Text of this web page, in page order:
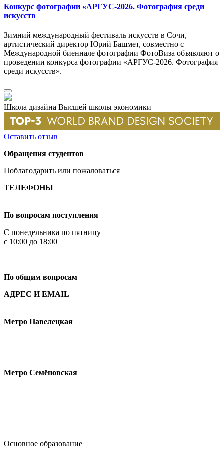
Конкурс фотографии «АРГУС-2026. Фотография среди
искусств
Зимний международный фестиваль искусств в Сочи,
артистический директор Юрий Башмет, совместно с
Международной биеннале фотографии ФотоВиза объявляют о
проведении конкурса фотографии «АРГУС-2026. Фотография
среди искусств».
Школа дизайна Высшей школы экономики
Оставить отзыв
Обращения студентов
Поблагодарить или пожаловаться
ТЕЛЕФОНЫ
По вопросам поступления
С понедельника по пятницу
с 10:00 до 18:00
По общим вопросам
АДРЕС И EMAIL
Метро Павелецкая
Метро Семёновская
Основное образование